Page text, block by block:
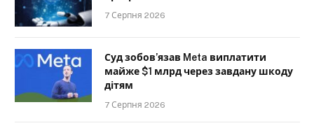
7 Серпня 2026
Суд зобов’язав Meta виплатити
майже $1 млрд через завдану шкоду
дітям
7 Серпня 2026